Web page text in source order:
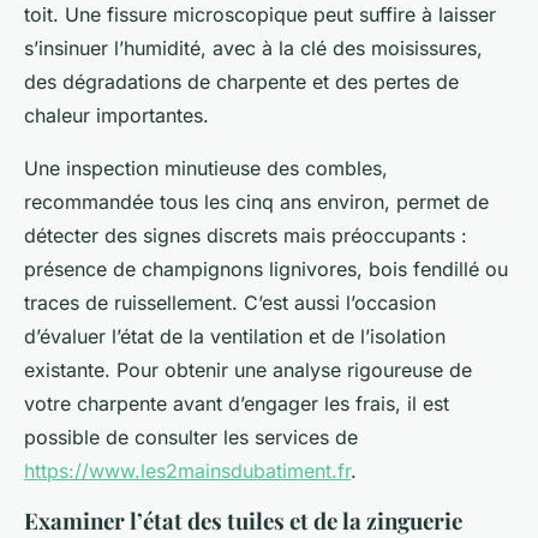
toit. Une fissure microscopique peut suffire à laisser
s’insinuer l’humidité, avec à la clé des moisissures,
des dégradations de charpente et des pertes de
chaleur importantes.
Une inspection minutieuse des combles,
recommandée tous les cinq ans environ, permet de
détecter des signes discrets mais préoccupants :
présence de champignons lignivores, bois fendillé ou
traces de ruissellement. C’est aussi l’occasion
d’évaluer l’état de la ventilation et de l’isolation
existante. Pour obtenir une analyse rigoureuse de
votre charpente avant d’engager les frais, il est
possible de consulter les services de
https://www.les2mainsdubatiment.fr.
Examiner l’état des tuiles et de la zinguerie